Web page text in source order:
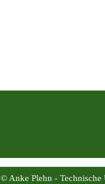
© Anke Plehn - Technische